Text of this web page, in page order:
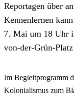
Reportagen über
Kennenlernen
7. Mai um 18 Uhr
von-der-Grün-
Im Begleitprogramm
Kolonialismus zum